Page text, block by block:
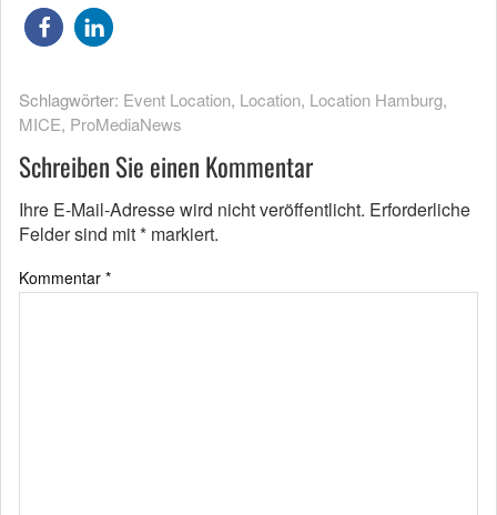
Schlagwörter: Event Location, Location, Location Hamburg,
MICE, ProMediaNews
Schreiben Sie einen Kommentar
Ihre E-Mail-Adresse wird nicht veröffentlicht. Erforderliche
Felder sind mit* markiert.
Kommentar *